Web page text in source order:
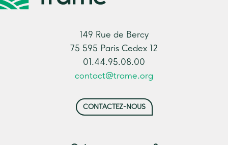
149 Rue de Bercy
75 595 Paris Cedex 12
01.44.95.08.00
contact@trame.org
CONTACTEZ-NOUS